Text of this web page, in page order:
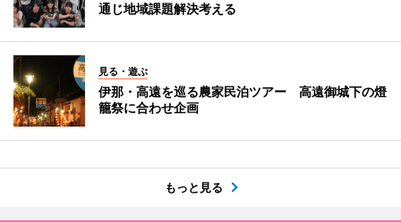
通じ地域課題解決考える
見る・遊ぶ
伊那・高遠を巡る農家民泊ツアー 高遠御城下の燈
籠祭に合わせ企画
もっと見る